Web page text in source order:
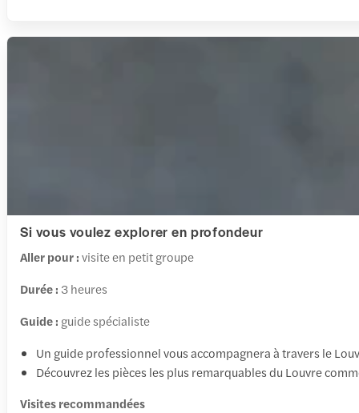
Si vous voulez explorer en profondeur
Aller pour :visite en petit groupe
Durée : 3 heures
Guide : guide spécialiste
Un guide professionnel vous accompagnera à travers le
Découvrez les pièces les plus remarquables du Louvre
Visites recommandées